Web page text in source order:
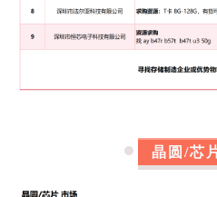
徐先生
声域科技(深圳)有限公司
SM2246EN主控收 /
SM2259XT2主控收/慧
晶圆/芯